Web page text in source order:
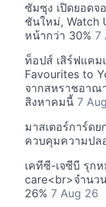
ซัมซุง เปิดยอดจ
ชันใหม่, Watch
หน้ากว่า 30% 7
ท็อปส์ เสิร์ฟแคม
Favourites to
จากสหราชอาณ
สิงหาคมนี้ 7
มาสเตอร์การ์ด
ควบคุมความปล
เคทีซี-เจซีบี รุก
care<br>จำนว
26% 7 Aug 26